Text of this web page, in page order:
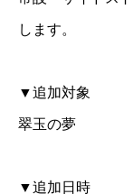
します。
▼追加対象
翠玉の夢
▼追加日時